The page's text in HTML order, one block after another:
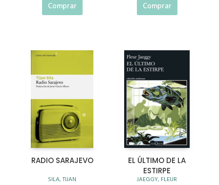
Comprar Comprar
RADIO SARAJEVO
SILA, TIJAN
EL ÚLTIMO DE LA
ESTIRPE
JAEGGY, FLEUR